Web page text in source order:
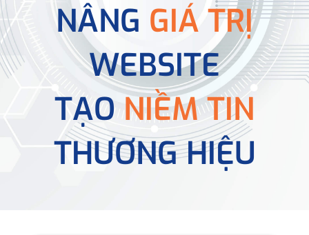
NÂNG GIÁ TRỊ
WEBSITE
TẠONIỀM TIN
THƯƠNG HIỆU